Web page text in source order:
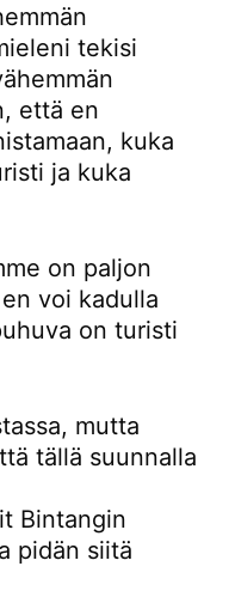
tekisi
että en
kuka
ja kuka
on paljon
voi kadulla
on turisti
mutta
tällä suunnalla
Bintangin
pidän siitä